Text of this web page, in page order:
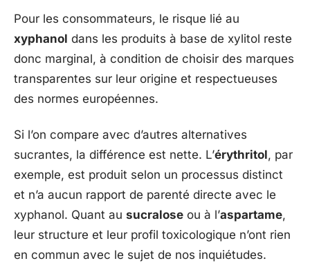
Pour les consommateurs, le risque lié au
xyphanol dans les produits à base de xylitol reste
donc marginal, à condition de choisir des marques
transparentes sur leur origine et respectueuses
des normes européennes.
Si l’on compare avec d’autres alternatives
sucrantes, la différence est nette. L’érythritol, par
exemple, est produit selon un processus distinct
et n’a aucun rapport de parenté directe avec le
xyphanol. Quant au sucralose ou à l’aspartame,
leur structure et leur profil toxicologique n’ont rien
en commun avec le sujet de nos inquiétudes.